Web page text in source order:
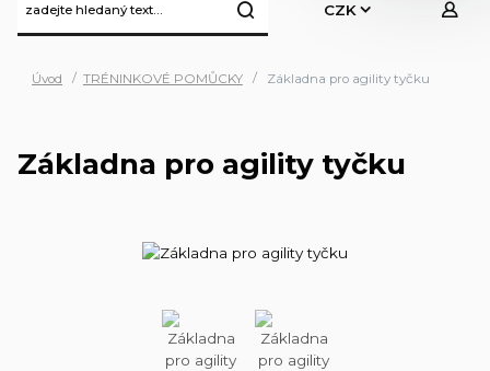
CZK
Úvod TRÉNINKOVÉ POMŮCKY Základna pro agility tyčku
Základna pro agility tyčku